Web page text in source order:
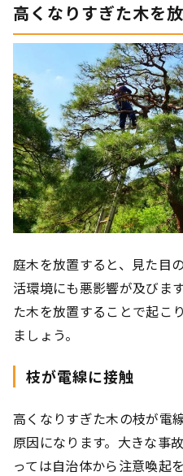
高くなりすぎた木を
庭木を放置すると、見た目
活環境にも悪影響が及びま
た木を放置することで起こ
ましょう。
枝が電線に接触
高くなりすぎた木の枝が電
原因になります。大きな事
っては自治体から注意喚起